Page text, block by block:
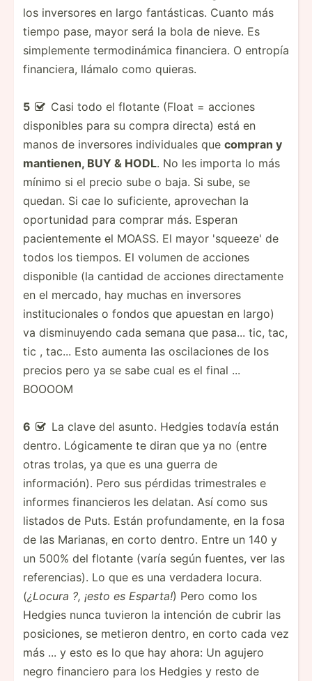
los inversores en largo fantásticas. Cuanto más
tiempo pase, mayor será la bola de nieve. Es
simplemente termodinámica financiera. O entropía
financiera, llámalo como quieras.
5  Casi todo el flotante (Float = acciones
disponibles para su compra directa) está en
manos de inversores individuales que compran y
mantienen, BUY & HODL. No les importa lo más
mínimo si el precio sube o baja. Si sube, se
quedan. Si cae lo suficiente, aprovechan la
oportunidad para comprar más. Esperan
pacientemente el MOASS. El mayor 'squeeze' de
todos los tiempos. El volumen de acciones
disponible (la cantidad de acciones directamente
en el mercado, hay muchas en inversores
institucionales o fondos que apuestan en largo)
va disminuyendo cada semana que pasa... tic, tac,
tic , tac... Esto aumenta las oscilaciones de los
precios pero ya se sabe cual es el final ...
BOOOOM
6  La clave del asunto. Hedgies todavía están
dentro. Lógicamente te diran que ya no (entre
otras trolas, ya que es una guerra de
información). Pero sus pérdidas trimestrales e
informes financieros les delatan. Así como sus
listados de Puts. Están profundamente, en la fosa
de las Marianas, en corto dentro. Entre un 140 y
un 500% del flotante (varía según fuentes, ver las
referencias). Lo que es una verdadera locura.
(¿Locura ?, ¡esto es Esparta!) Pero como los
Hedgies nunca tuvieron la intención de cubrir las
posiciones, se metieron dentro, en corto cada vez
más ... y esto es lo que hay ahora: Un agujero
negro financiero para los Hedgies y resto de